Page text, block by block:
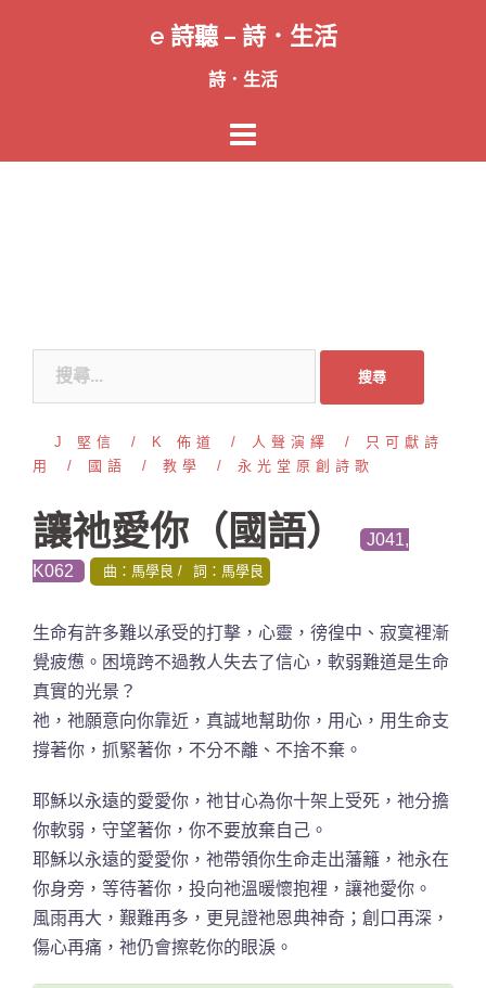
容
e 詩聽 – 詩．生活
詩．生活
J 堅信 K 佈道 人聲演繹
只可獻詩
用
國語 教學 永光堂原創詩歌
讓祂愛你（國語）
J041,
K062
曲：馬學良 詞：馬學良
生命有許多難以承受的打擊，心靈，徬徨中、寂寞裡漸
覺疲憊。困境跨不過教人失去了信心，軟弱難道是生命
真實的光景？
祂，祂願意向你靠近，真誠地幫助你，用心，用生命支
撐著你，抓緊著你，不分不離、不捨不棄。
耶穌以永遠的愛愛你，祂甘心為你十架上受死，祂分擔
你軟弱，守望著你，你不要放棄自己。
耶穌以永遠的愛愛你，祂帶領你生命走出藩籬，祂永在
你身旁，等待著你，投向祂溫暖懷抱裡，讓祂愛你。
風雨再大，艱難再多，更見證祂恩典神奇；創口再深，
傷心再痛，祂仍會擦乾你的眼淚。